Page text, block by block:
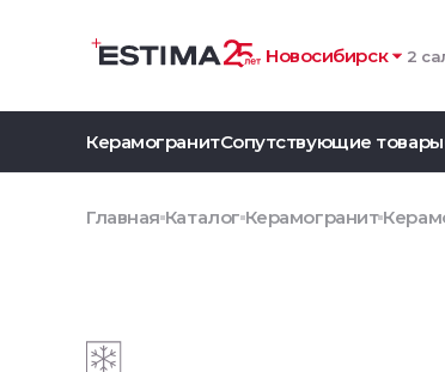
Новосибирск 2
КерамогранитСопутствующие товары
Главная Каталог Керамогранит